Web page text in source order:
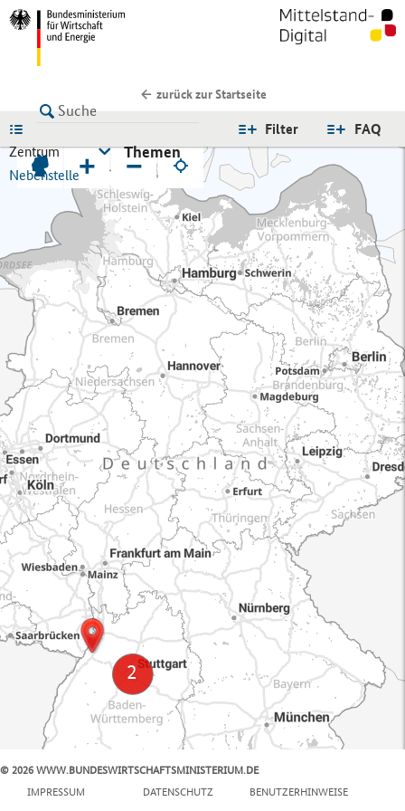
zurück zur Startseite
FAQ
Filter
Zentrum
Nebenstelle
Themen
+ −
© 2026 WWW.BUNDESWIRTSCHAFTSMINISTERIUM.DE
IMPRESSUM
DATENSCHUTZ BENUTZERHINWEISE